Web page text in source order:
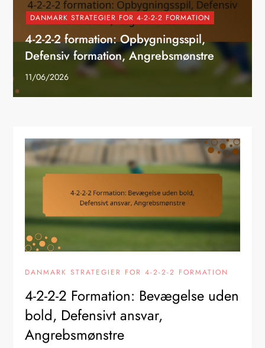
DANMARK STRATEGIER FOR 4-2-2-2 FORMATION
4-2-2-2 formation: Opbygningsspil,
Defensiv formation, Angrebsmønstre
11/06/2026
DANMARK STRATEGIER FOR 4-2-2-2 FORMATION
4-2-2-2 Formation: Bevægelse uden
bold, Defensivt ansvar,
Angrebsmønstre